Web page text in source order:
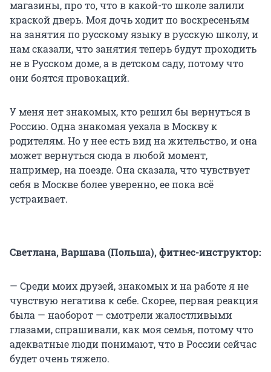
магазины, про то, что в какой-то школе залили
краской дверь. Моя дочь ходит по воскресеньям
на занятия по русскому языку в русскую школу, и
нам сказали, что занятия теперь будут проходить
не в Русском доме, а в детском саду, потому что
они боятся провокаций.
У меня нет знакомых, кто решил бы вернуться в
Россию. Одна знакомая уехала в Москву к
родителям. Но у нее есть вид на жительство, и она
может вернуться сюда в любой момент,
например, на поезде. Она сказала, что чувствует
себя в Москве более уверенно, ее пока всё
устраивает.
Светлана, Варшава (Польша), фитнес-инструктор:
— Среди моих друзей, знакомых и на работе я не
чувствую негатива к себе. Скорее, первая реакция
была — наоборот — смотрели жалостливыми
глазами, спрашивали, как моя семья, потому что
адекватные люди понимают, что в России сейчас
будет очень тяжело.